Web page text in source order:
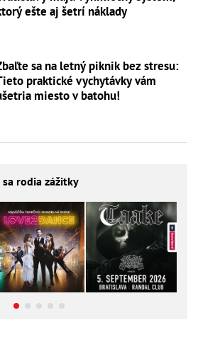
ešte aj šetrí náklady
sa na letný piknik bez stresu:
praktické vychytávky vám
miesto v batohu!
sa rodia zážitky